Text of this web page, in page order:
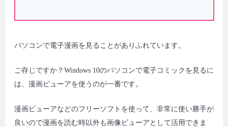
パソコンで電子漫画を見ることがありふれています。
ご存じですか？Windows 10のパソコンで電子コミックを見るに
は、漫画ビューアを使うのが一番です。
漫画ビューアなどのフリーソフトを使って、非常に使い勝手が
良いので漫画を読む時以外も画像ビューアとして活用できま